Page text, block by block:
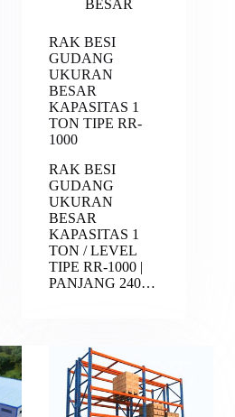
BESAR
RAK BESI
GUDANG
UKURAN
BESAR
KAPASITAS 1
TON TIPE RR-
1000
RAK BESI
GUDANG
UKURAN
BESAR
KAPASITAS 1
TON / LEVEL
TIPE RR-1000 |
PANJANG 240…